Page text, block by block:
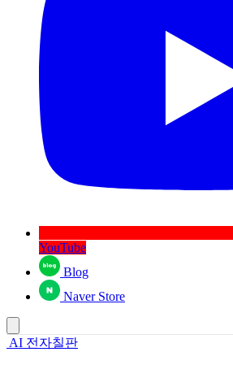
YouTube
Blog
Naver Store
AI 전자칠판